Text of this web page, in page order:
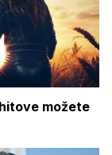
možete